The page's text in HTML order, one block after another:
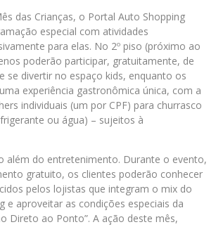
das Crianças, o Portal Auto Shopping
especial com atividades
para elas. No 2º piso (próximo ao
poderão participar, gratuitamente, de
se divertir no espaço kids, enquanto os
experiência gastronômica única, com a
individuais (um por CPF) para churrasco
ou água) – sujeitos à
além do entretenimento. Durante o evento,
gratuito, os clientes poderão conhecer
pelos lojistas que integram o mix do
e aproveitar as condições especiais da
Direto ao Ponto”. A ação deste mês,